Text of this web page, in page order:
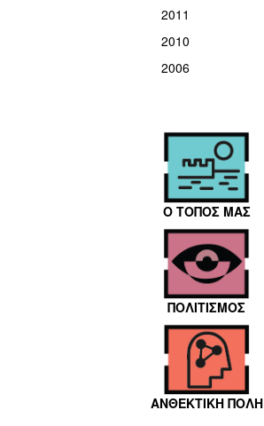
2011
2010
2006
Ο ΤΟΠΟΣ ΜΑΣ
ΠΟΛΙΤΙΣΜΟΣ
ΑΝΘΕΚΤΙΚΗ ΠΟΛΗ